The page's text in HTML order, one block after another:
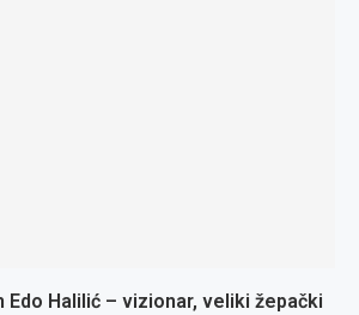
Edo Halilić – vizionar, veliki žepački